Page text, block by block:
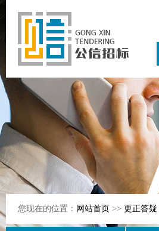
东公信招标
有限公司
您现在的位置： 网站首页 >> 更正答疑